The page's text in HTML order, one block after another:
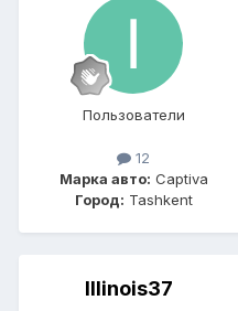
Пользователи
12
Марка авто: Captiva
Город: Tashkent
Illinois37